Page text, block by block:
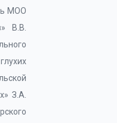
МОО
В.В.
З.А.